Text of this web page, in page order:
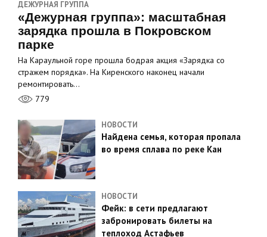
ДЕЖУРНАЯ ГРУППА
«Дежурная группа»: масштабная
зарядка прошла в Покровском
парке
На Караульной горе прошла бодрая акция «Зарядка со
стражем порядка». На Киренского наконец начали
ремонтировать…
779
НОВОСТИ
Найдена семья, которая пропала
во время сплава по реке Кан
НОВОСТИ
Фейк: в сети предлагают
забронировать билеты на
теплоход Астафьев